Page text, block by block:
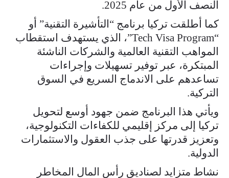
النصف الأول من عام 2025.
كما أطلقت تركيا برنامج “التأشيرة التقنية” أو
“Tech Visa Program”، الذي يستهدف استقطاب
المواهب التقنية العالمية والشركات الناشئة
المبتكرة، عبر توفير تسهيلات وإجراءات
تساعدهم على الاندماج السريع في السوق
التركية.
ويأتي هذا البرنامج ضمن جهود أوسع لتحويل
تركيا إلى مركز إقليمي للكفاءات التكنولوجية،
وتعزيز قدرتها على جذب العقول والاستثمارات
الدولية.
نشاط متزايد لصناديق رأس المال المخاطر